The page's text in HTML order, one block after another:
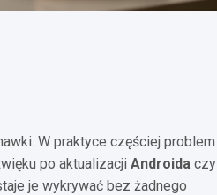
W praktyce częściej problem
po aktualizacji Androida czy
je wykrywać bez żadnego